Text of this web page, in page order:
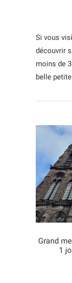
Si vous
découvrir
moins de
belle
Grand
1